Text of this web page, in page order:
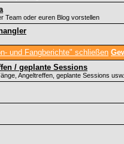
Team oder euren Blog vorstellen
/ geplante Sessions
Angeltreffen, geplante Sessions usw.